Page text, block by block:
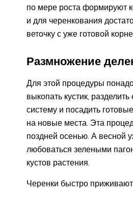
по мере роста формируют
и для черенкования
веточку с уже готовой
Размножение
Для этой процедуры
выкопать кустик,
систему и посадить
на новые места. Эта
поздней осенью. А весной
любоваться зелеными
кустов растения.
Черенки быстро